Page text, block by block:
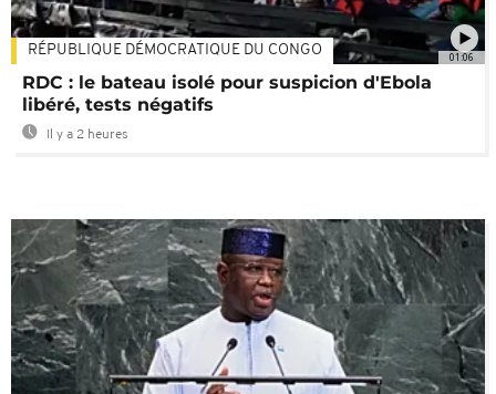
01:06
RÉPUBLIQUE DÉMOCRATIQUE DU CONGO
RDC : le bateau isolé pour suspicion d'Ebola
libéré, tests négatifs
Il y a 2 heures